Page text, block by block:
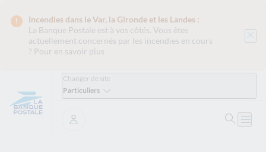
Incendies dans le Var, la Gironde et les Landes :
La Banque Postale est à vos côtés. Vous êtes
actuellement concernés par les incendies en cours
? Pour en savoir plus
Changer de site
Particuliers
Se connecter